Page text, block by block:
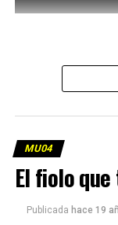
MU04
El fiolo
Publicada hace 19